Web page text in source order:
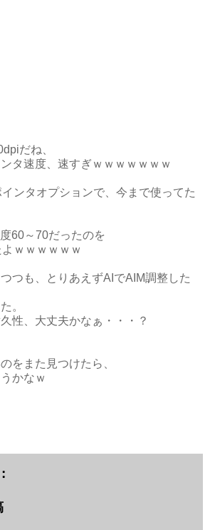
だね、
タ速度、速すぎｗｗｗｗｗｗｗ
ンタオプションで、今まで使ってた
60～70だったのを
ｗｗｗｗｗｗ
つも、とりあえずAIでAIM調整した
。
性、大丈夫かなぁ・・・？
をまた見つけたら、
かなｗ